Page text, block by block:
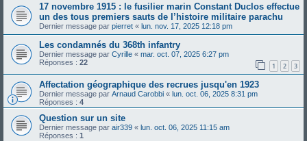
17 novembre 1915 : le fusilier marin Constant Duclos effectue
un des tous premiers sauts de l’histoire militaire parachu
Dernier message par pierret « lun. nov. 17, 2025 12:18 pm
Les condamnés du 368th infantry
Dernier message par Cyrille « mar. oct. 07, 2025 6:27 pm
Réponses : 22 1 2 3
Affectation géographique des recrues jusqu'en 1923
Dernier message par Arnaud Carobbi « lun. oct. 06, 2025 8:31 pm
Réponses : 4
Question sur un site
Dernier message par air339 « lun. oct. 06, 2025 11:15 am
Réponses : 1